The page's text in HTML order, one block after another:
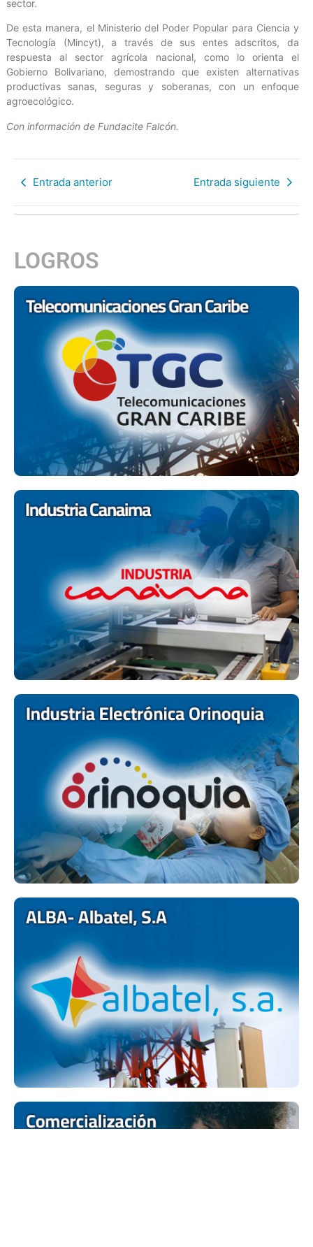
sector.
De esta manera, el Ministerio del Poder Popular para Ciencia y
Tecnología (Mincyt), a través de sus entes adscritos, da
respuesta al sector agrícola nacional, como lo orienta el
Gobierno Bolivariano, demostrando que existen alternativas
productivas sanas, seguras y soberanas, con un enfoque
agroecológico.
Con información de Fundacite Falcón.
Entrada anterior Entrada siguiente
LOGROS